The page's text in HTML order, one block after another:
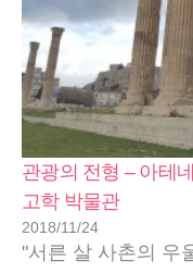
관광의 전형 – 아테
고학 박물관
2018/11/24
"서른 살 사촌의 우